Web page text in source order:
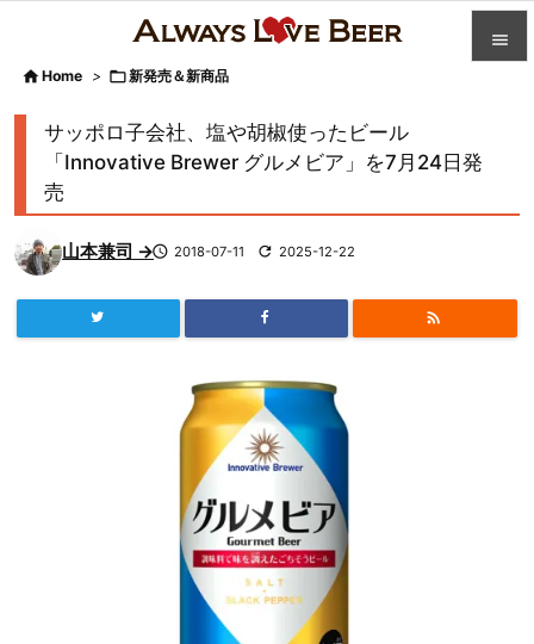

検索
 Home > 新発売＆新商品
サッポロ子会社、塩や胡椒使ったビール
「Innovative Brewer グルメビア」を7月24日発
売
山本兼司 → 2018-07-11  2025-12-22
